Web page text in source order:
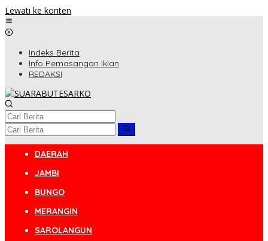
Lewati ke konten
Indeks Berita
Info Pemasangan Iklan
REDAKSI
DAERAH
JAMBI
BUNGO
MERANGIN
SAROLANGUN